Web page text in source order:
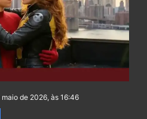
de 2026, às 16:46